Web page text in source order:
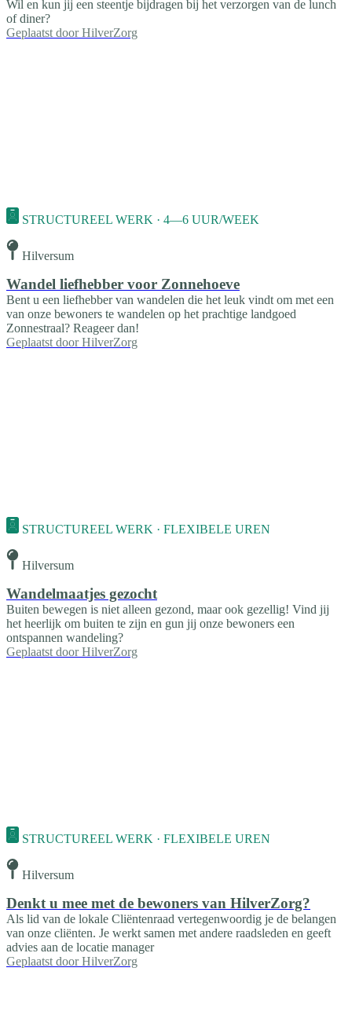
Wil en kun jij een steentje bijdragen bij het verzorgen van de lunch
of diner?
Geplaatst door HilverZorg
STRUCTUREEL WERK · 4—6 UUR/WEEK
Hilversum
Wandel liefhebber voor Zonnehoeve
Bent u een liefhebber van wandelen die het leuk vindt om met een
van onze bewoners te wandelen op het prachtige landgoed
Zonnestraal? Reageer dan!
Geplaatst door HilverZorg
STRUCTUREEL WERK · FLEXIBELE UREN
Hilversum
Wandelmaatjes gezocht
Buiten bewegen is niet alleen gezond, maar ook gezellig! Vind jij
het heerlijk om buiten te zijn en gun jij onze bewoners een
ontspannen wandeling?
Geplaatst door HilverZorg
STRUCTUREEL WERK · FLEXIBELE UREN
Hilversum
Denkt u mee met de bewoners van HilverZorg?
Als lid van de lokale Cliëntenraad vertegenwoordig je de belangen
van onze cliënten. Je werkt samen met andere raadsleden en geeft
advies aan de locatie manager
Geplaatst door HilverZorg